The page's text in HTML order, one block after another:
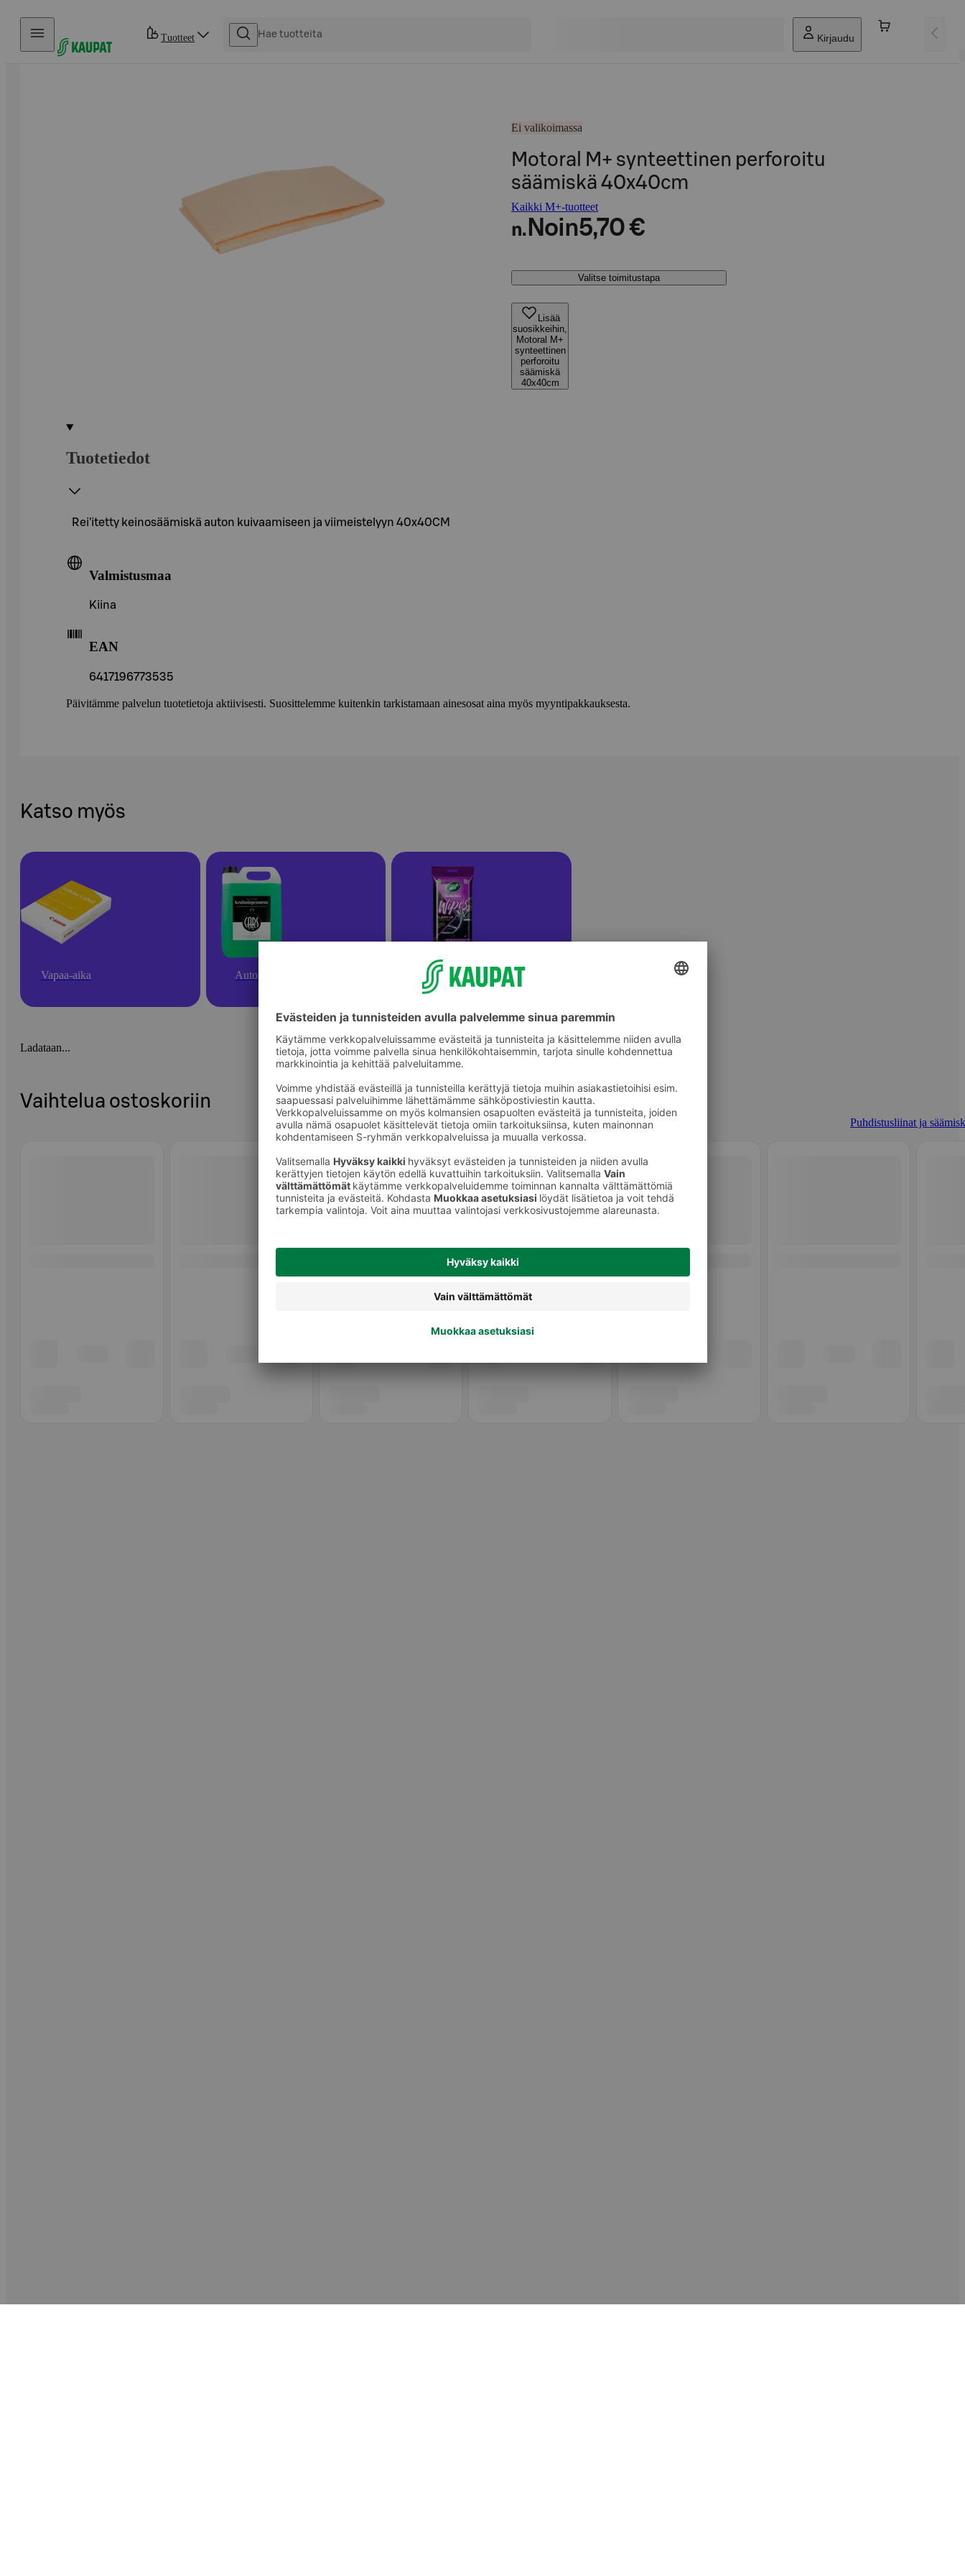
Hyppää sisältöön
Tuotteet Kirjaudu
Ei valikoimassa
Motoral M+ synteettinen perforoitu
säämiskä 40x40cm
Kaikki M+-tuotteet
n. Noin5,70 €
Valitse toimitustapa
Lisää
suosikkeihin,
Motoral M+
synteettinen
perforoitu
säämiskä
40x40cm
Tuotetiedot
Rei'itetty keinosäämiskä auton kuivaamiseen ja viimeistelyyn 40x40CM
Valmistusmaa
Kiina
EAN
6417196773535
Päivitämme palvelun tuotetietoja aktiivisesti. Suosittelemme kuitenkin tarkistamaan ainesosat aina myös myyntipakkauksesta.
Katso myös
Vapaa-aika Autoilu Puhdistusliinat ja säämiskät
Ladataan...
Vaihtelua ostoskoriin
Puhdistusliinat ja